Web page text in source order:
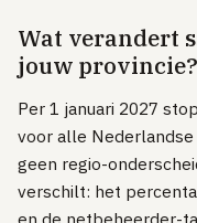
Wat verandert
jouw provincie?
Per 1 januari 2027
voor alle
geen regio-
verschilt: het
en de netbeheerder-